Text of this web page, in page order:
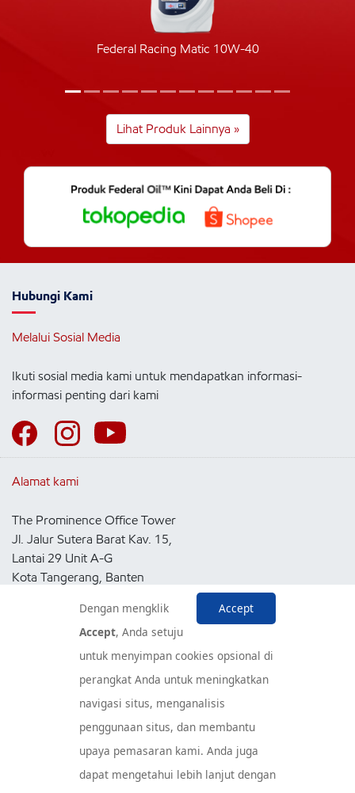
Federal Racing Matic 10W-40
Lihat Produk Lainnya »
Hubungi Kami
Melalui Sosial Media
Ikuti sosial media kami untuk mendapatkan informasi-
informasi penting dari kami
Alamat kami
The Prominence Office Tower
Jl. Jalur Sutera Barat Kav. 15,
Lantai 29 Unit A-G
Kota Tangerang, Banten
Pusat Layanan Konsumen
Accept
Dengan mengklik
Accept, Anda setuju
untuk menyimpan cookies opsional di
perangkat Anda untuk meningkatkan
navigasi situs, menganalisis
penggunaan situs, dan membantu
upaya pemasaran kami. Anda juga
dapat mengetahui lebih lanjut dengan